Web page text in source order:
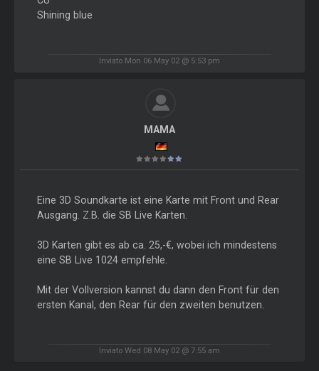
Shining blue
Inviato Mon 06 May 02 @ 5:53 pm
MAMA
Eine 3D Soundkarte ist eine Karte mit Front und Rear
Ausgang. Z.B. die SB Live Karten.
3D Karten gibt es ab ca. 25,-€, wobei ich mindestens
eine SB Live 1024 empfehle.
Mit der Vollversion kannst du dann den Front für den
ersten Kanal, den Rear für den zweiten benutzen.
Inviato Wed 08 May 02 @ 7:55 am